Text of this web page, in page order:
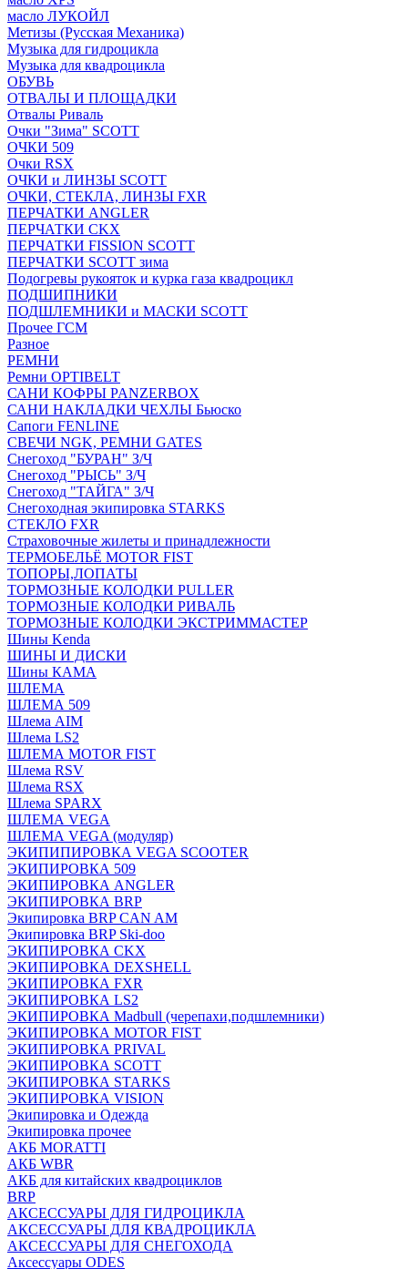
масло ЛУКОЙЛ
Метизы (Русская Механика)
Музыка для гидроцикла
Музыка для квадроцикла
ОБУВЬ
ОТВАЛЫ И ПЛОЩАДКИ
Отвалы Риваль
Очки "Зима" SCOTT
ОЧКИ 509
Очки RSX
ОЧКИ и ЛИНЗЫ SCOTT
ОЧКИ, СТЕКЛА, ЛИНЗЫ FXR
ПЕРЧАТКИ ANGLER
ПЕРЧАТКИ CKX
ПЕРЧАТКИ FISSION SCOTT
ПЕРЧАТКИ SCOTT зима
Подогревы рукояток и курка газа квадроцикл
ПОДШИПНИКИ
ПОДШЛЕМНИКИ и МАСКИ SCOTT
Прочее ГСМ
Разное
РЕМНИ
Ремни OPTIBELT
САНИ КОФРЫ PANZERBOX
САНИ НАКЛАДКИ ЧЕХЛЫ Бьюско
Сапоги FENLINE
СВЕЧИ NGK, РЕМНИ GATES
Снегоход "БУРАН" З/Ч
Снегоход "РЫСЬ" З/Ч
Снегоход "ТАЙГА" З/Ч
Снегоходная экипировка STARKS
СТЕКЛО FXR
Страховочные жилеты и принадлежности
ТЕРМОБЕЛЬЁ MOTOR FIST
ТОПОРЫ,ЛОПАТЫ
ТОРМОЗНЫЕ КОЛОДКИ PULLER
ТОРМОЗНЫЕ КОЛОДКИ РИВАЛЬ
ТОРМОЗНЫЕ КОЛОДКИ ЭКСТРИММАСТЕР
Шины Kenda
ШИНЫ И ДИСКИ
Шины КАМА
ШЛЕМА
ШЛЕМА 509
Шлема AIM
Шлема LS2
ШЛЕМА MOTOR FIST
Шлема RSV
Шлема RSX
Шлема SPARX
ШЛЕМА VEGA
ШЛЕМА VEGA (модуляр)
ЭКИПИПИРОВКА VEGA SCOOTER
ЭКИПИРОВКА 509
ЭКИПИРОВКА ANGLER
ЭКИПИРОВКА BRP
Экипировка BRP CAN AM
Экипировка BRP Ski-doo
ЭКИПИРОВКА CKX
ЭКИПИРОВКА DEXSHELL
ЭКИПИРОВКА FXR
ЭКИПИРОВКА LS2
ЭКИПИРОВКА Madbull (черепахи,подшлемники)
ЭКИПИРОВКА MOTOR FIST
ЭКИПИРОВКА PRIVAL
ЭКИПИРОВКА SCOTT
ЭКИПИРОВКА STARKS
ЭКИПИРОВКА VISION
Экипировка и Одежда
Экипировка прочее
АКБ MORATTI
АКБ WBR
АКБ для китайских квадроциклов
BRP
АКСЕССУАРЫ ДЛЯ ГИДРОЦИКЛА
АКСЕССУАРЫ ДЛЯ КВАДРОЦИКЛА
АКСЕССУАРЫ ДЛЯ СНЕГОХОДА
Аксессуары ODES